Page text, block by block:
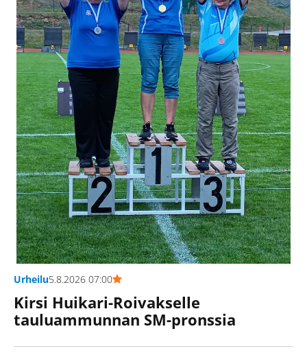
Urheilu5.8.2026 07:00
Kirsi Huikari-Roivakselle
tauluammunnan SM-pronssia